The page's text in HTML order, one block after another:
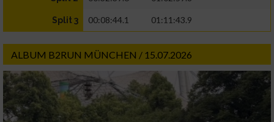
Split 3 00:08:44.1 01:11:43.9
ALBUM B2RUN MÜNCHEN / 15.07.2026